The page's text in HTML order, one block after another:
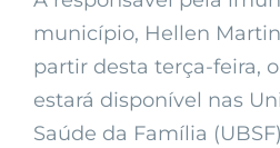
município, Hellen
partir desta terça-feira,
estará disponível nas
Saúde da Família